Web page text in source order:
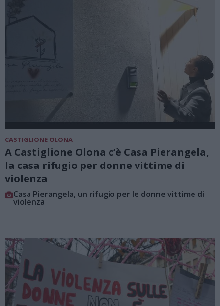
CASTIGLIONE OLONA
A Castiglione Olona c’è Casa Pierangela,
la casa rifugio per donne vittime di
violenza
Casa Pierangela, un rifugio per le donne vittime di
violenza